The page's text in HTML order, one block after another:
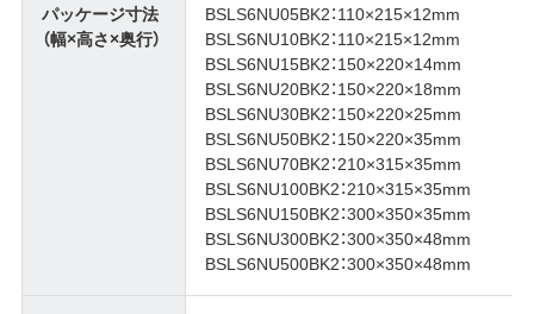
パッケージ寸法
（幅×高さ×奥行）
BSLS6NU05BK2：110×215×12mm
BSLS6NU10BK2：110×215×12mm
BSLS6NU15BK2：150×220×14mm
BSLS6NU20BK2：150×220×18mm
BSLS6NU30BK2：150×220×25mm
BSLS6NU50BK2：150×220×35mm
BSLS6NU70BK2：210×315×35mm
BSLS6NU100BK2：210×315×35mm
BSLS6NU150BK2：300×350×35mm
BSLS6NU300BK2：300×350×48mm
BSLS6NU500BK2：300×350×48mm